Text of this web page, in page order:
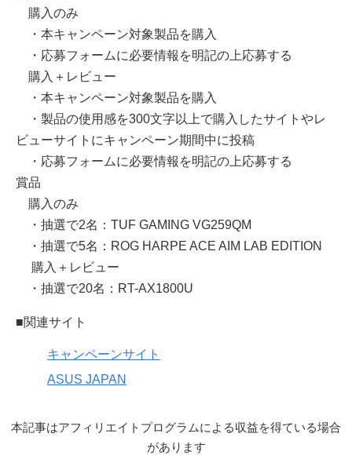
購入のみ
・本キャンペーン対象製品を購入
・応募フォームに必要情報を明記の上応募する
購入＋レビュー
・本キャンペーン対象製品を購入
・製品の使用感を300文字以上で購入したサイトやレ
ビューサイトにキャンペーン期間中に投稿
・応募フォームに必要情報を明記の上応募する
賞品
購入のみ
・抽選で2名：TUF GAMING VG259QM
・抽選で5名：ROG HARPE ACE AIM LAB EDITION
購入＋レビュー
・抽選で20名：RT-AX1800U
■関連サイト
キャンペーンサイト
ASUS JAPAN
本記事はアフィリエイトプログラムによる収益を得ている場合
があります